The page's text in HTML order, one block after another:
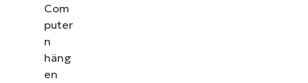
Com
puter
n
häng
en